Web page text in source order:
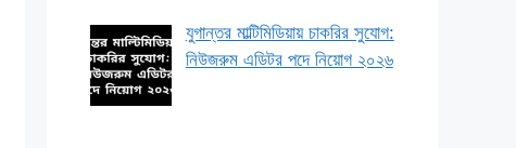
যুগান্তর মাল্টিমিডিয়ায় চাকরির সুযোগ:
নিউজরুম এডিটর পদে নিয়োগ ২০২৬